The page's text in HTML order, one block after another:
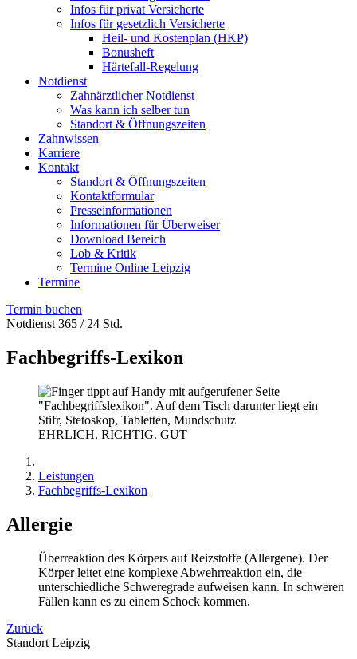
Infos für privat Versicherte
Infos für gesetzlich Versicherte
Heil- und Kostenplan (HKP)
Bonusheft
Härtefall-Regelung
Notdienst
Zahnärztlicher Notdienst
Was kann ich selber tun
Standort & Öffnungszeiten
Zahnwissen
Karriere
Kontakt
Standort & Öffnungszeiten
Kontaktformular
Presseinformationen
Informationen für Überweiser
Download Bereich
Lob & Kritik
Termine Online Leipzig
Termine
Termin buchen
Notdienst 365 / 24 Std.
Fachbegriffs-Lexikon
EHRLICH. RICHTIG. GUT
Leistungen
Fachbegriffs-Lexikon
Allergie
Überreaktion des Körpers auf Reizstoffe (Allergene). Der
Körper leitet eine komplexe Abwehrreaktion ein, die
unterschiedliche Schweregrade aufweisen kann. In schweren
Fällen kann es zu einem Schock kommen.
Zurück
Standort Leipzig